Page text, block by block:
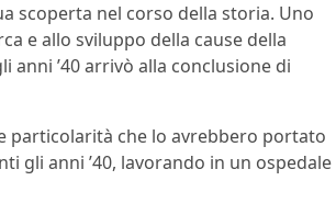
scoperta nel corso della storia. Uno
e allo sviluppo della cause della
anni ’40 arrivò alla conclusione di
particolarità che lo avrebbero portato
gli anni ’40, lavorando in un ospedale